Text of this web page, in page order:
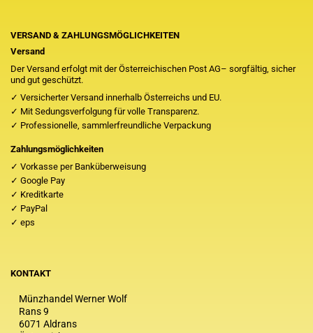
VERSAND & ZAHLUNGSMÖGLICHKEITEN
Versand
Der Versand erfolgt mit der Österreichischen Post AG– sorgfältig, sicher
und gut geschützt.
✓ Versicherter Versand innerhalb Österreichs und EU.
✓ Mit Sedungsverfolgung für volle Transparenz.
✓ Professionelle, sammlerfreundliche Verpackung
Zahlungsmöglichkeiten
✓ Vorkasse per Banküberweisung
✓ Google Pay
✓ Kreditkarte
✓ PayPal
✓ eps
KONTAKT
Münzhandel Werner Wolf
Rans 9
6071 Aldrans